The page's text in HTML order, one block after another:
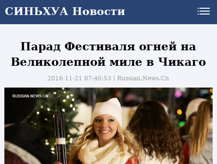
СИНЬХУА Новости
Парад Фестиваля огней на
Великолепной миле в Чикаго
2016-11-21 07:40:53丨Russian.News.Cn